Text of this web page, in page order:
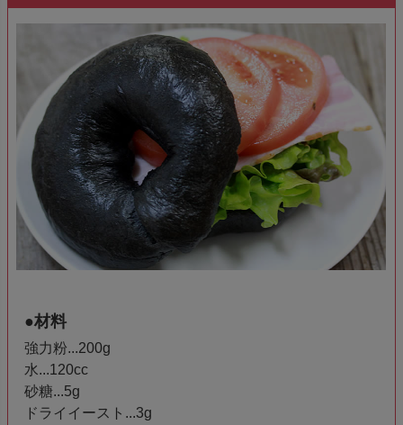
●材料
強力粉...200g
水...120cc
砂糖...5g
ドライイースト...3g